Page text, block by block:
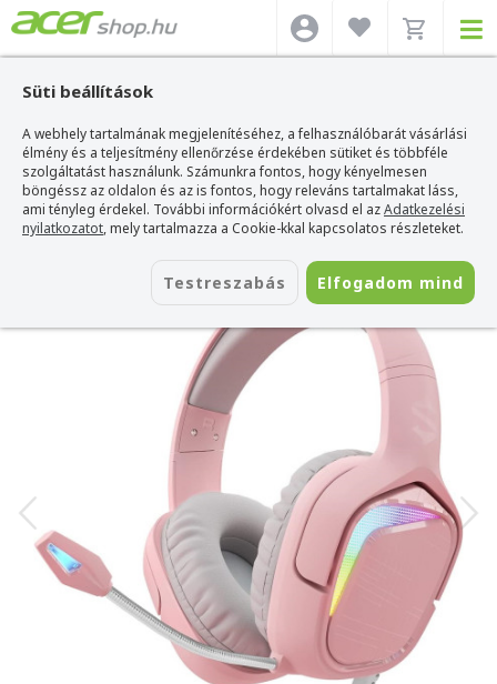
Süti beállítások
A webhely tartalmának megjelenítéséhez, a felhasználóbarát vásárlási
élmény és a teljesítmény ellenőrzése érdekében sütiket és többféle
szolgáltatást használunk. Számunkra fontos, hogy kényelmesen
böngéssz az oldalon és az is fontos, hogy releváns tartalmakat láss,
ami tényleg érdekel. További információkért olvasd el azAdatkezelési
nyilatkozatot, mely tartalmazza a Cookie-kkal kapcsolatos részleteket.
Testreszabás Elfogadom mind
Acer webshop>Kiegészítők>Headset>Blackshark Headset> BlackShark
BS-X1 RGB Gamer Fejhallgató
BlackShark BS-X1 RGB Gamer
Fejhallgató
Azonosító: BS-X1 PINK